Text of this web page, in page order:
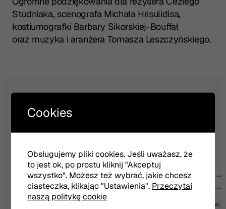
Studniaka, scenografa Michała Hrisulidisa,
kostiumografki Barbary Sikorskiej-Bouffał
oraz muzyka i aranżera Tomasza Leszczyńskiego.
NEWSLETTER
Twój e-mail
Wyrażam zgodę na otrzymywanie wiadomości od Teatru Jaracza w
Cookies
Obsługujemy pliki cookies. Jeśli uważasz, że
to jest ok, po prostu kliknij "Akceptuj
wszystko". Możesz też wybrać, jakie chcesz
ciasteczka, klikając "Ustawienia". Przeczytaj
naszą politykę cookie